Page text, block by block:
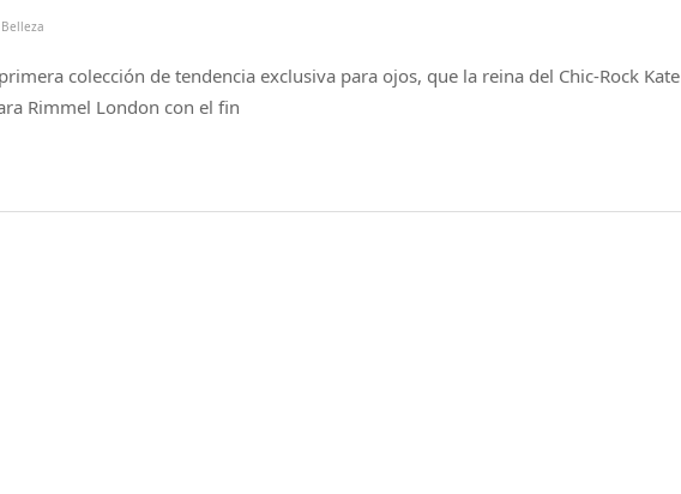
Belleza
colección de tendencia exclusiva para ojos, que la reina del Chic-Rock Kate
Rimmel London con el fin